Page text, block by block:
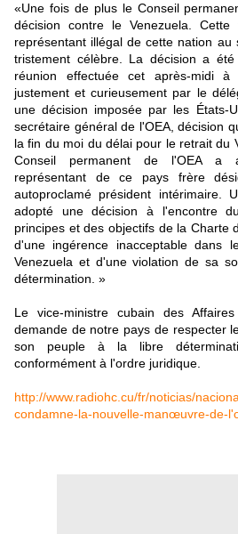
«Une fois de plus le Conseil
décision contre le Venezuela.
représentant illégal de cette nation au
tristement célèbre. La décision a
réunion effectuée cet après-midi à
justement et curieusement par le
une décision imposée par les États-
secrétaire général de l'OEA, décision
la fin du moi du délai pour le retrait du
Conseil permanent de l'OEA a
représentant de ce pays frère
autoproclamé président intérimaire.
adopté une décision à l'encontre
principes et des objectifs de la Charte
d'une ingérence inacceptable dans
Venezuela et d'une violation de sa
détermination. »
Le vice-ministre cubain des
demande de notre pays de respecter
son peuple à la libre
conformément à l'ordre juridique.
http://www.radiohc.cu/fr/noticias/
condamne-la-nouvelle-manœuvre-de-